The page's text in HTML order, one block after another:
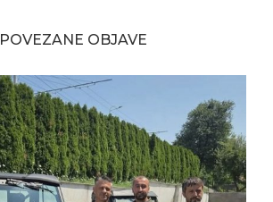
POVEZANE OBJAVE